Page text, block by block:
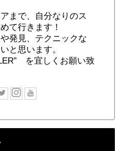
まで、自分なりのス
て行きます！
発見、テクニックな
と思います。
を宜しくお願い致